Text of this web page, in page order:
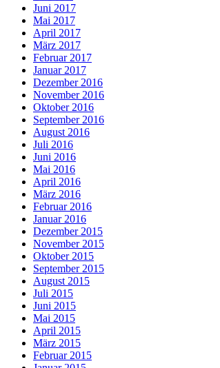
Juni 2017
Mai 2017
April 2017
März 2017
Februar 2017
Januar 2017
Dezember 2016
November 2016
Oktober 2016
September 2016
August 2016
Juli 2016
Juni 2016
Mai 2016
April 2016
März 2016
Februar 2016
Januar 2016
Dezember 2015
November 2015
Oktober 2015
September 2015
August 2015
Juli 2015
Juni 2015
Mai 2015
April 2015
März 2015
Februar 2015